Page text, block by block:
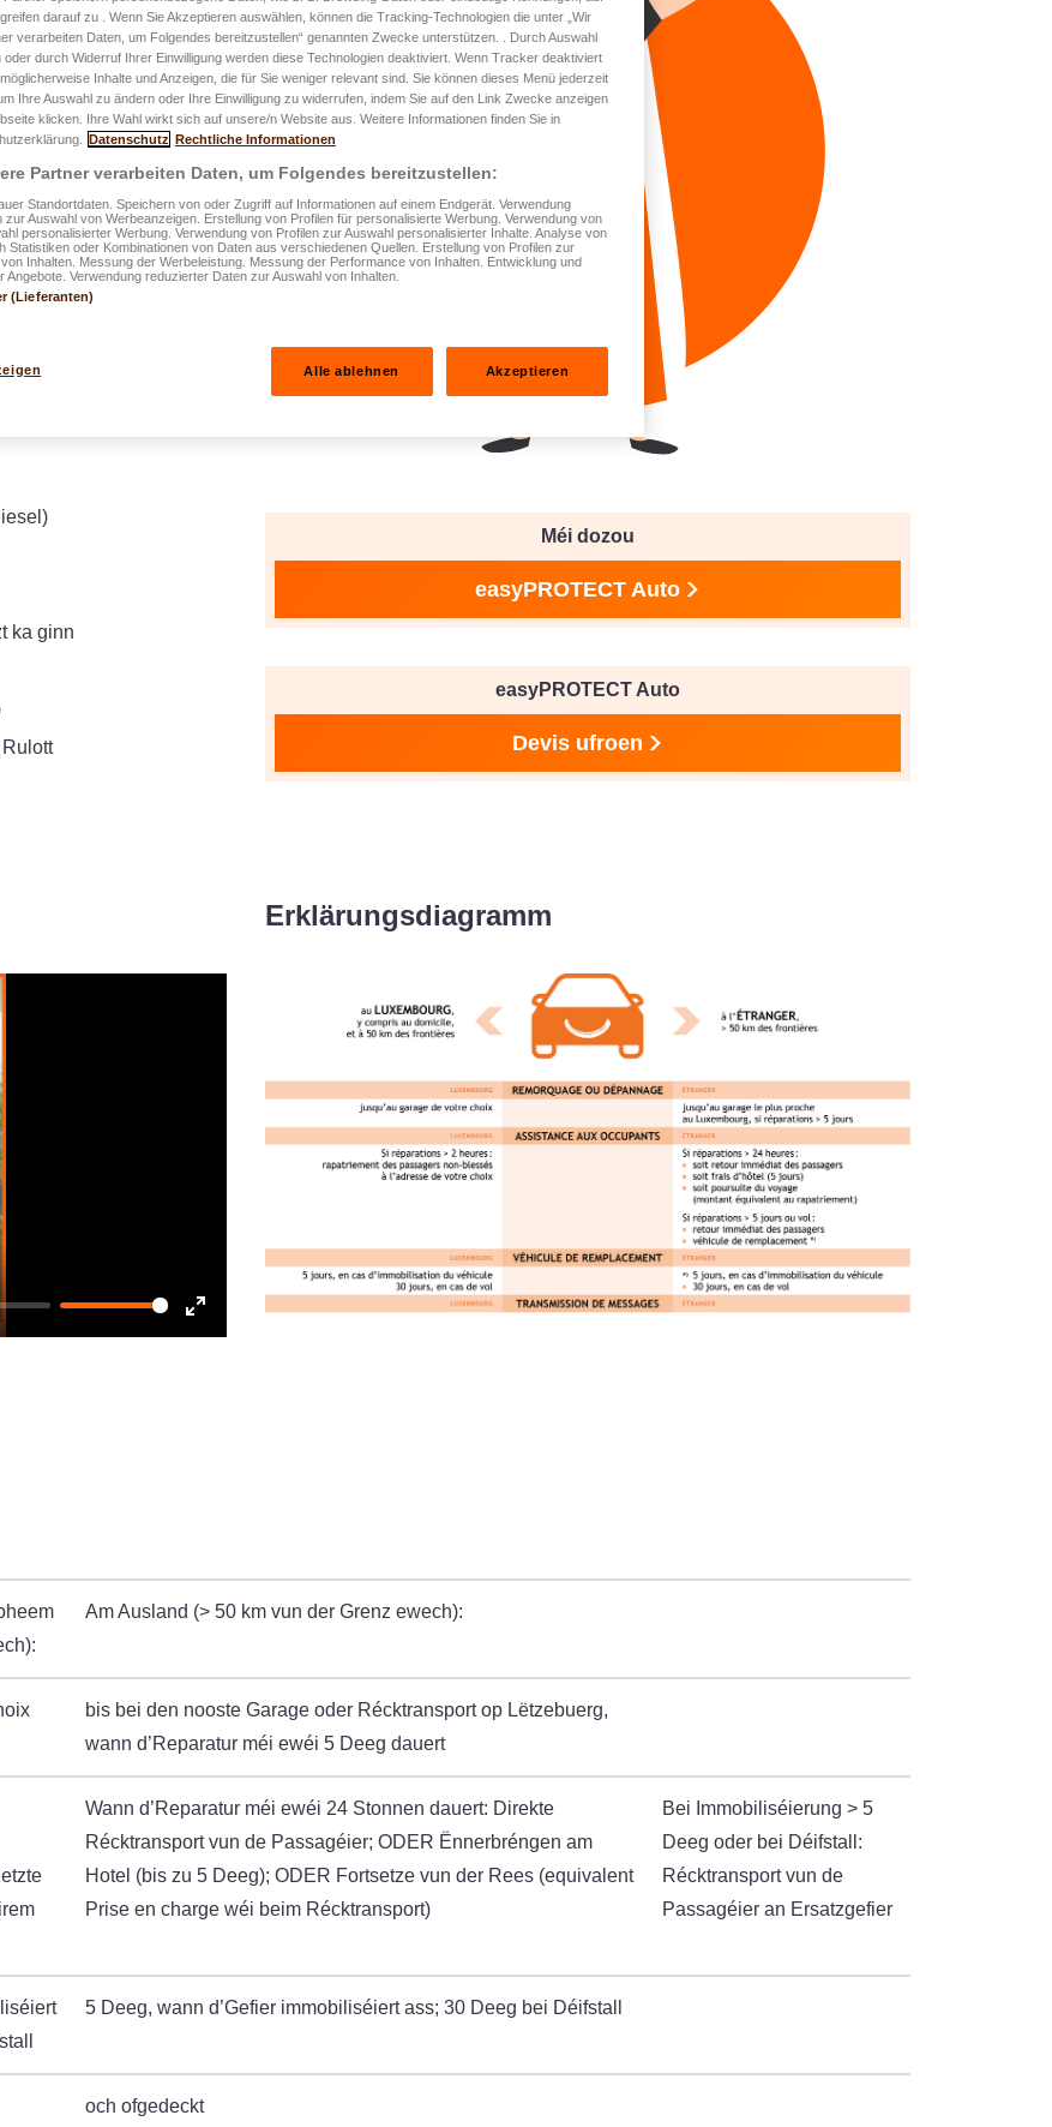
engem
fir d’Passagéiera vun
op 7 , souwuel virun
an an alle Länner, déi
Fäll aktivéiert ginn,
ka ginn
Méi dozou
easyPROTECT Auto
easyPROTECT Auto
Devis ufroen
Enter
Erklärungsdiagramm
Am Ausland (> 50 km vun der Grenz ewech):
bis bei den nooste Garage oder Récktransport op Lëtzebuerg,
wann d’Reparatur méi ewéi 5 Deeg dauert
Wann d’Reparatur méi ewéi 24 Stonnen dauert: Direkte
Récktransport vun de Passagéier; ODER Ënnerbréngen am
Hotel (bis zu 5 Deeg); ODER Fortsetze vun der Rees (equivalent
Prise en charge wéi beim Récktransport)
Bei Immobiliséierung > 5
Deeg oder bei Déifstall:
Récktransport vun de
Passagéier an Ersatzgefier
5 Deeg, wann d’Gefier immobiliséiert ass; 30 Deeg bei Déifstall
och ofgedeckt
darauf zu . Wenn Sie Akzeptieren auswählen, können die Tracking-Technologien die unter „Wir
verarbeiten Daten, um Folgendes bereitzustellen“ genannten Zwecke unterstützen. . Durch Auswahl
oder durch Widerruf Ihrer Einwilligung werden diese Technologien deaktiviert. Wenn Tracker deaktiviert
Inhalte und Anzeigen, die für Sie weniger relevant sind. Sie können dieses Menü jederzeit
Ihre Auswahl zu ändern oder Ihre Einwilligung zu widerrufen, indem Sie auf den Link Zwecke anzeigen
klicken. Ihre Wahl wirkt sich auf unsere/n Website aus. Weitere Informationen finden Sie in
Datenschutz Rechtliche Informationen
Partner verarbeiten Daten, um Folgendes bereitzustellen:
Standortdaten. Speichern von oder Zugriff auf Informationen auf einem Endgerät. Verwendung
zur Auswahl von Werbeanzeigen. Erstellung von Profilen für personalisierte Werbung. Verwendung von
personalisierter Werbung. Verwendung von Profilen zur Auswahl personalisierter Inhalte. Analyse von
Statistiken oder Kombinationen von Daten aus verschiedenen Quellen. Erstellung von Profilen zur
Inhalten. Messung der Werbeleistung. Messung der Performance von Inhalten. Entwicklung und
Angebote. Verwendung reduzierter Daten zur Auswahl von Inhalten.
(Lieferanten)
Alle ablehnen Akzeptieren